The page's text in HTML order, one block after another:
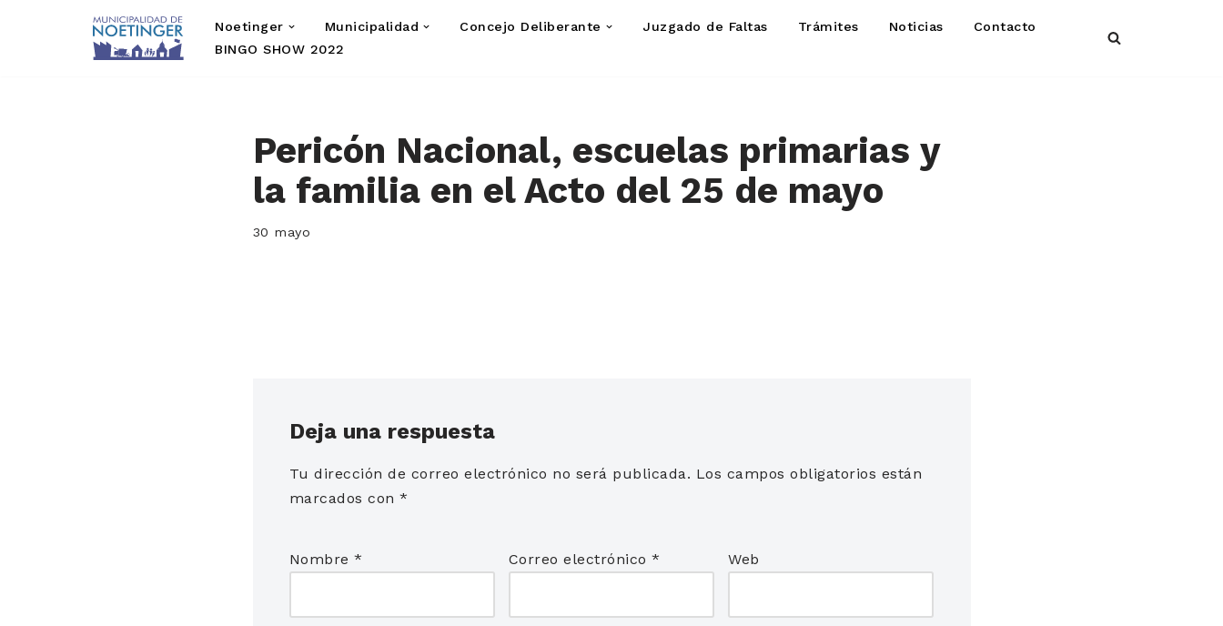
Noetinger Municipalidad Concejo Deliberante Juzgado de Faltas Trámites Noticias
Contacto
BINGO SHOW 2022
Pericón Nacional, escuelas primarias y
la familia en el Acto del 25 de mayo
30 mayo
Deja una respuesta
Tu dirección de correo electrónico no será publicada. Los campos obligatorios están
marcados con *
Nombre * Correo electrónico* Web